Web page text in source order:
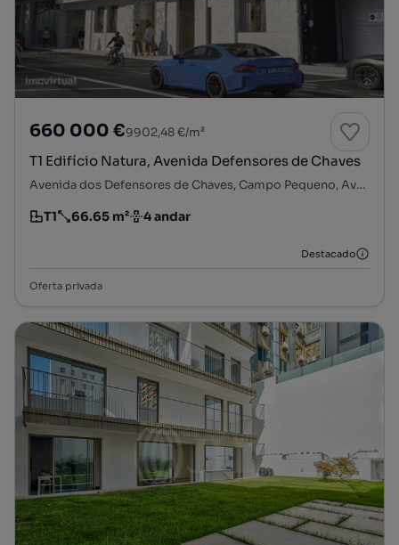
660 000 €9902,48 €/m²
T1 Edifício Natura, Avenida Defensores de Chaves
Avenida dos Defensores de Chaves, Campo Pequeno, Avenidas Novas, Lisboa, Lisboa
Tipologia
T1
Preço por metro quadrado
66.65 m²
Andar 4 andar
Destacado
Oferta privada